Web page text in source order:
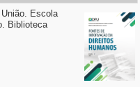
Escola
Biblioteca